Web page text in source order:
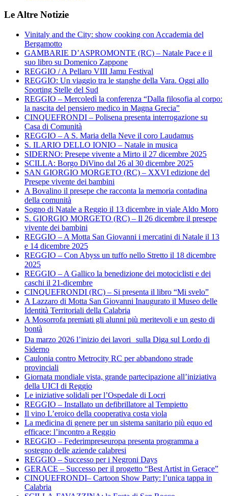
Le Altre Notizie
Vinitaly and the City: show cooking con Accademia del
Bergamotto
GAMBARIE D’ASPROMONTE (RC) – Natale Pace e il
suo libro su Domenico Zappone
REGGIO / A Pellaro VIII Jamu Festival
REGGIO: Un viaggio tra le stanghe della Vara. Oggi allo
Sporting Stelle del Sud
REGGIO – Mercoledì la conferenza “Dalla filosofia al corpo:
la nascita del pensiero medico in Magna Grecia”
CINQUEFRONDI – Polisena presenta interrogazione su
Casa di Comunità
REGGIO – A S. Maria della Neve il coro Laudamus
S. ILARIO DELLO IONIO – Natale in musica
SIDERNO: Presepe vivente a Mirto il 27 dicembre 2025
SCILLA: Borgo DiVino dal 26 al 30 dicembre 2025
SAN GIORGIO MORGETO (RC) – XXVI edizione del
Presepe vivente dei bambini
A Bovalino il presepe che racconta la memoria contadina
della comunità
Sogno di Natale a Reggio il 13 dicembre in viale Aldo Moro
S. GIORGIO MORGETO (RC) – Il 26 dicembre il presepe
vivente dei bambini
REGGIO – A Motta San Giovanni i mercatini di Natale il 13
e 14 dicembre 2025
REGGIO – Con Abyss un tuffo nello Stretto il 18 dicembre
2025
REGGIO – A Gallico la benedizione dei motociclisti e dei
caschi il 21-dicembre
CINQUEFRONDI (RC) – Si presenta il libro “Mi svelo”
A Lazzaro di Motta San Giovanni Inaugurato il Museo delle
Identità Territoriali della Calabria
A Mosorrofa premiati gli alunni più meritevoli e un gesto di
bontà
Da marzo 2026 l’inizio dei lavori sulla Diga sul Lordo di
Siderno
Caulonia contro Metrocity RC per abbandono strade
provinciali
Giornata mondiale vista, grande partecipazione all’iniziativa
della UICI di Reggio
Le iniziative solidali per l’Ospedale di Locri
REGGIO – Installato un defibrillatore al Tempietto
Il vino L’eroico della cooperativa costa viola
La medicina di genere per un sistema sanitario più equo ed
efficace: l’incontro a Reggio
REGGIO – Federimpreseuropa presenta programma a
sostegno delle aziende calabresi
REGGIO – Successo per i Negroni Days
GERACE – Successo per il progetto “Best Artist in Gerace”
CINQUEFRONDI– Cartoon Show Party: l’unica tappa in
Calabria